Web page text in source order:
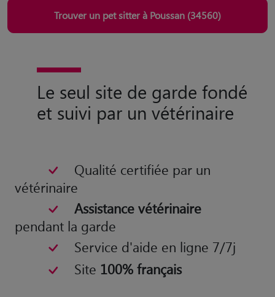
Trouver un pet sitter à Poussan (34560)
Le seul site de garde fondé
et suivi par un vétérinaire
Qualité certifiée par un
vétérinaire
Assistance vétérinaire
pendant la garde
Service d'aide en ligne 7/7j
Site 100% français